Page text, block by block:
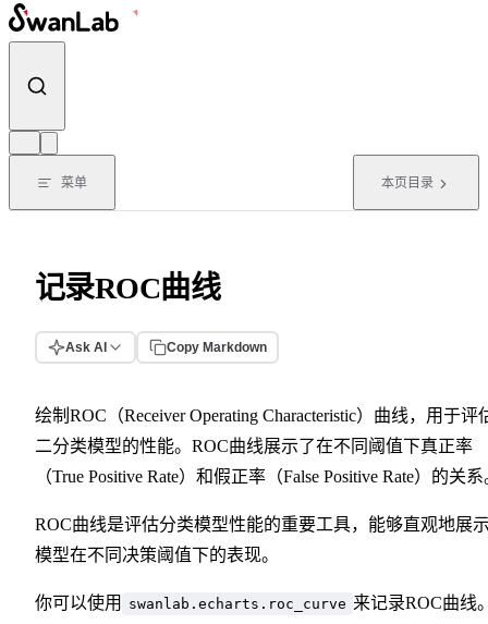
跳转到内容
菜单 本页目录
记录ROC曲线
Ask AI Copy Markdown
绘制ROC（Receiver Operating Characteristic）曲线，用于评
二分类模型的性能。ROC曲线展示了在不同阈值下真正率
（True Positive Rate）和假正率（False Positive Rate）的关
ROC曲线是评估分类模型性能的重要工具，能够直观地展
模型在不同决策阈值下的表现。
你可以使用 swanlab.echarts.roc_curve 来记录ROC曲线